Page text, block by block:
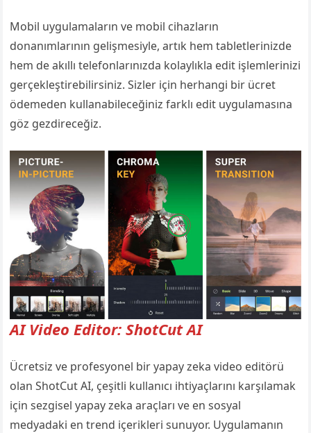
Mobil uygulamaların ve mobil cihazların
donanımlarının gelişmesiyle, artık hem tabletlerinizde
hem de akıllı telefonlarınızda kolaylıkla edit işlemlerinizi
gerçekleştirebilirsiniz. Sizler için herhangi bir ücret
ödemeden kullanabileceğiniz farklı edit uygulamasına
göz gezdireceğiz.
AI Video Editor: ShotCut AI
Ücretsiz ve profesyonel bir yapay zeka video editörü
olan ShotCut AI, çeşitli kullanıcı ihtiyaçlarını karşılamak
için sezgisel yapay zeka araçları ve en sosyal
medyadaki en trend içerikleri sunuyor. Uygulamanın